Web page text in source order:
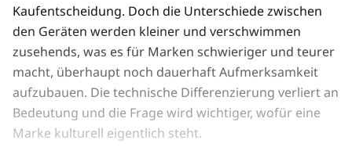
Kaufentscheidung. Doch die Unterschiede zwischen
den Geräten werden kleiner und verschwimmen
zusehends, was es für Marken schwieriger und teurer
macht, überhaupt noch dauerhaft Aufmerksamkeit
aufzubauen. Die technische Differenzierung verliert an
Bedeutung und die Frage wird wichtiger, wofür eine
Marke kulturell eigentlich steht.